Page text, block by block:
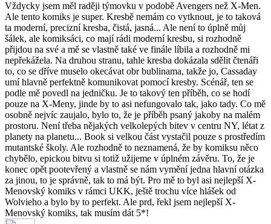
Vždycky jsem měl raději týmovku v podobě Avengers než X-Men.
Ale tento komiks je super. Kresbě nemám co vytknout, je to taková
ta moderní, precizní kresba, čistá, jasná... Ale není to úplně můj
šálek, ale komiksáci, co mají rádi moderní kresbu, si rozhodně
přijdou na své a mě se vlastně také ve finále líbila a rozhodně mi
nepřekážela. Na druhou stranu, tahle kresba dokázala sdělit čtenáři
to, co se dříve muselo okecávat obr bublinama, takže jo, Cassaday
umí hlavně perfektně komunikovat pomocí kresby. Scénář, ten se
podle mě povedl na jedničku. Je to takový ten příběh, co se hodí
pouze na X-Meny, jinde by to asi nefungovalo tak, jako tady. Co mě
osobně nejvíc zaujalo, bylo to, že je příběh psaný jakoby na malém
prostoru. Není třeba nějakých velkolepých bitev v centru NY, létat z
planety na planetu... Book si velkou část vystačil pouze s prostředím
mutantské školy. Ale rozhodně to neznamená, že by komiksu něco
chybělo, epickou bitvu si totiž užijeme v úplném závěru. To, že je
konec opět pootevřený a vlastně se nám vymění jedna hlavní otázka
za jinou, to je správně, tak to má být. Pro mě to byl asi nejlepší X-
Menovský komiks v rámci UKK, ještě trochu více hlášek od
Wolvieho a bylo by to perfekt. Ale prd, řekl jsem nejlepší X-
Menovský komiks, tak musím dát 5*!